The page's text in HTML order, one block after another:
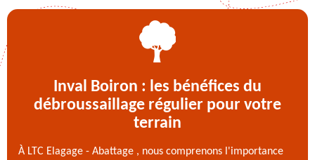
Inval Boiron : les bénéfices du
débroussaillage régulier pour votre
terrain
À LTC Elagage - Abattage , nous comprenons l'importance